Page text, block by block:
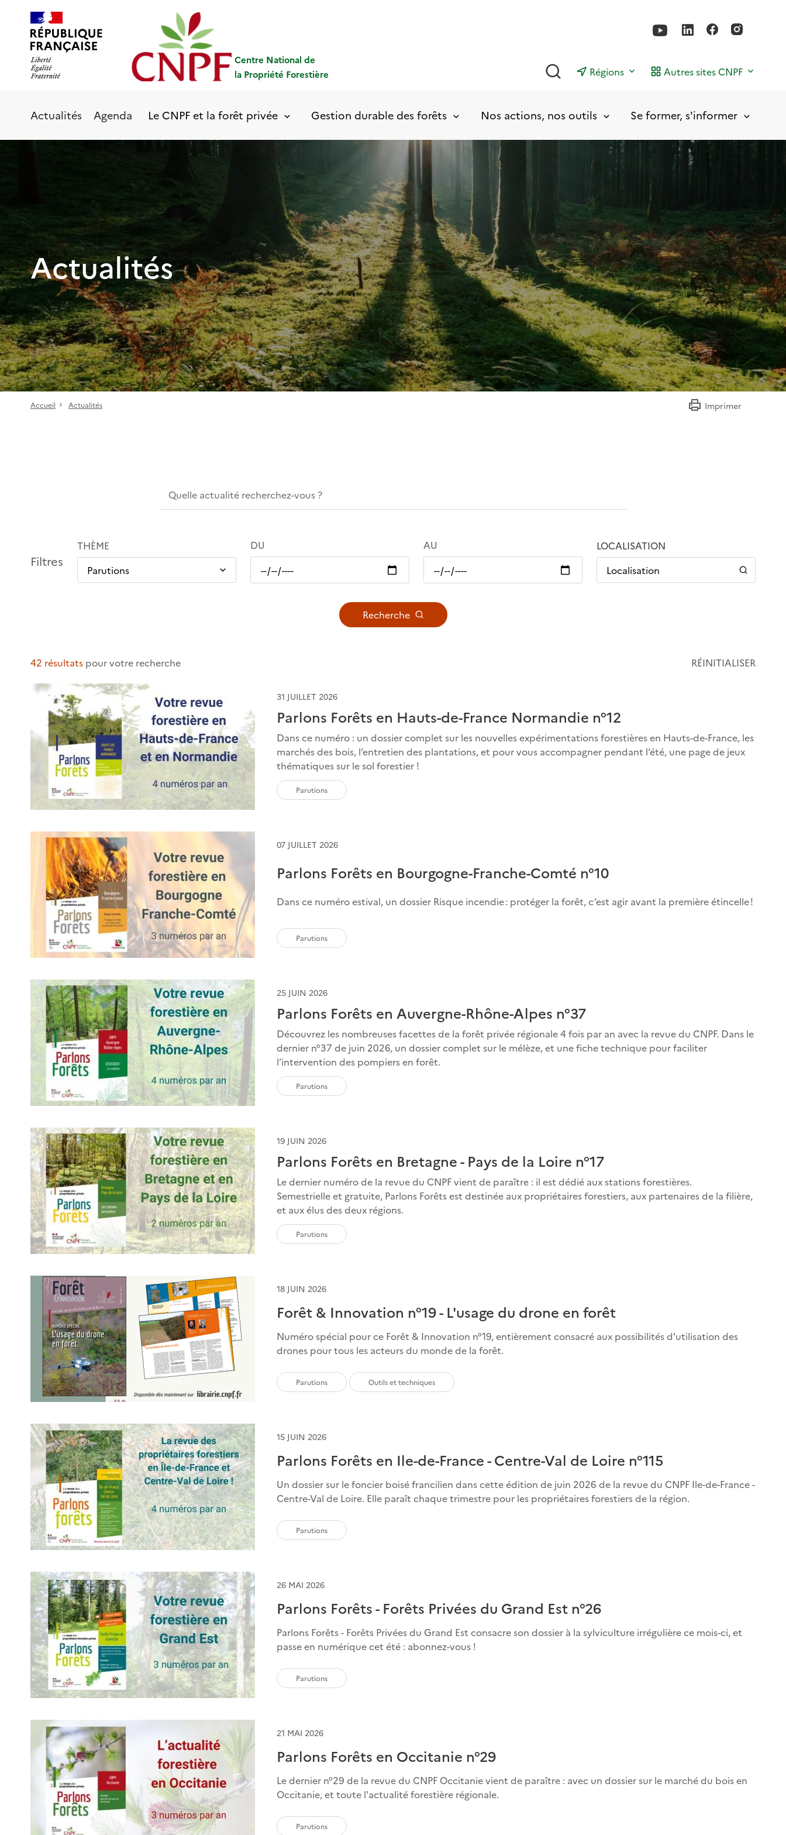
contenu
principal
Centre National de
la Propriété Forestière
Rechercher
Régions Autres sites CNPF
Actualités Agenda Le CNPF et la forêt privée Gestion durable des forêts Nos actions, nos outils Se former, s'informer
Actualités
Accueil Actualités Imprimer
Filtres
THÈME DU AU
LOCALISATION
Localisation
Recherche
42 résultats pour votre recherche RÉINITIALISER
31 JUILLET 2026
Parlons Forêts en Hauts-de-France Normandie n°12
Dans ce numéro : un dossier complet sur les nouvelles expérimentations forestières en Hauts-de-France, les
marchés des bois, l’entretien des plantations, et pour vous accompagner pendant l’été, une page de jeux
thématiques sur le sol forestier !
Parutions
07 JUILLET 2026
Parlons Forêts en Bourgogne-Franche-Comté n°10
Dans ce numéro estival, un dossier Risque incendie : protéger la forêt, c’est agir avant la première étincelle !
Parutions
25 JUIN 2026
Parlons Forêts en Auvergne-Rhône-Alpes n°37
Découvrez les nombreuses facettes de la forêt privée régionale 4 fois par an avec la revue du CNPF. Dans le
dernier n°37 de juin 2026, un dossier complet sur le mélèze, et une fiche technique pour faciliter
l’intervention des pompiers en forêt.
Parutions
19 JUIN 2026
Parlons Forêts en Bretagne - Pays de la Loire n°17
Le dernier numéro de la revue du CNPF vient de paraître : il est dédié aux stations forestières.
Semestrielle et gratuite, Parlons Forêts est destinée aux propriétaires forestiers, aux partenaires de la filière,
et aux élus des deux régions.
Parutions
18 JUIN 2026
Forêt & Innovation n°19 - L'usage du drone en forêt
Numéro spécial pour ce Forêt & Innovation n°19, entièrement consacré aux possibilités d’utilisation des
drones pour tous les acteurs du monde de la forêt.
Parutions Outils et techniques
15 JUIN 2026
Parlons Forêts en Ile-de-France - Centre-Val de Loire n°115
Un dossier sur le foncier boisé francilien dans cette édition de juin 2026 de la revue du CNPF Ile-de-France -
Centre-Val de Loire. Elle paraît chaque trimestre pour les propriétaires forestiers de la région.
Parutions
26 MAI 2026
Parlons Forêts - Forêts Privées du Grand Est n°26
Parlons Forêts - Forêts Privées du Grand Est consacre son dossier à la sylviculture irrégulière ce mois-ci, et
passe en numérique cet été : abonnez-vous !
Parutions
21 MAI 2026
Parlons Forêts en Occitanie n°29
Le dernier n°29 de la revue du CNPF Occitanie vient de paraître : avec un dossier sur le marché du bois en
Occitanie, et toute l'actualité forestière régionale.
Parutions